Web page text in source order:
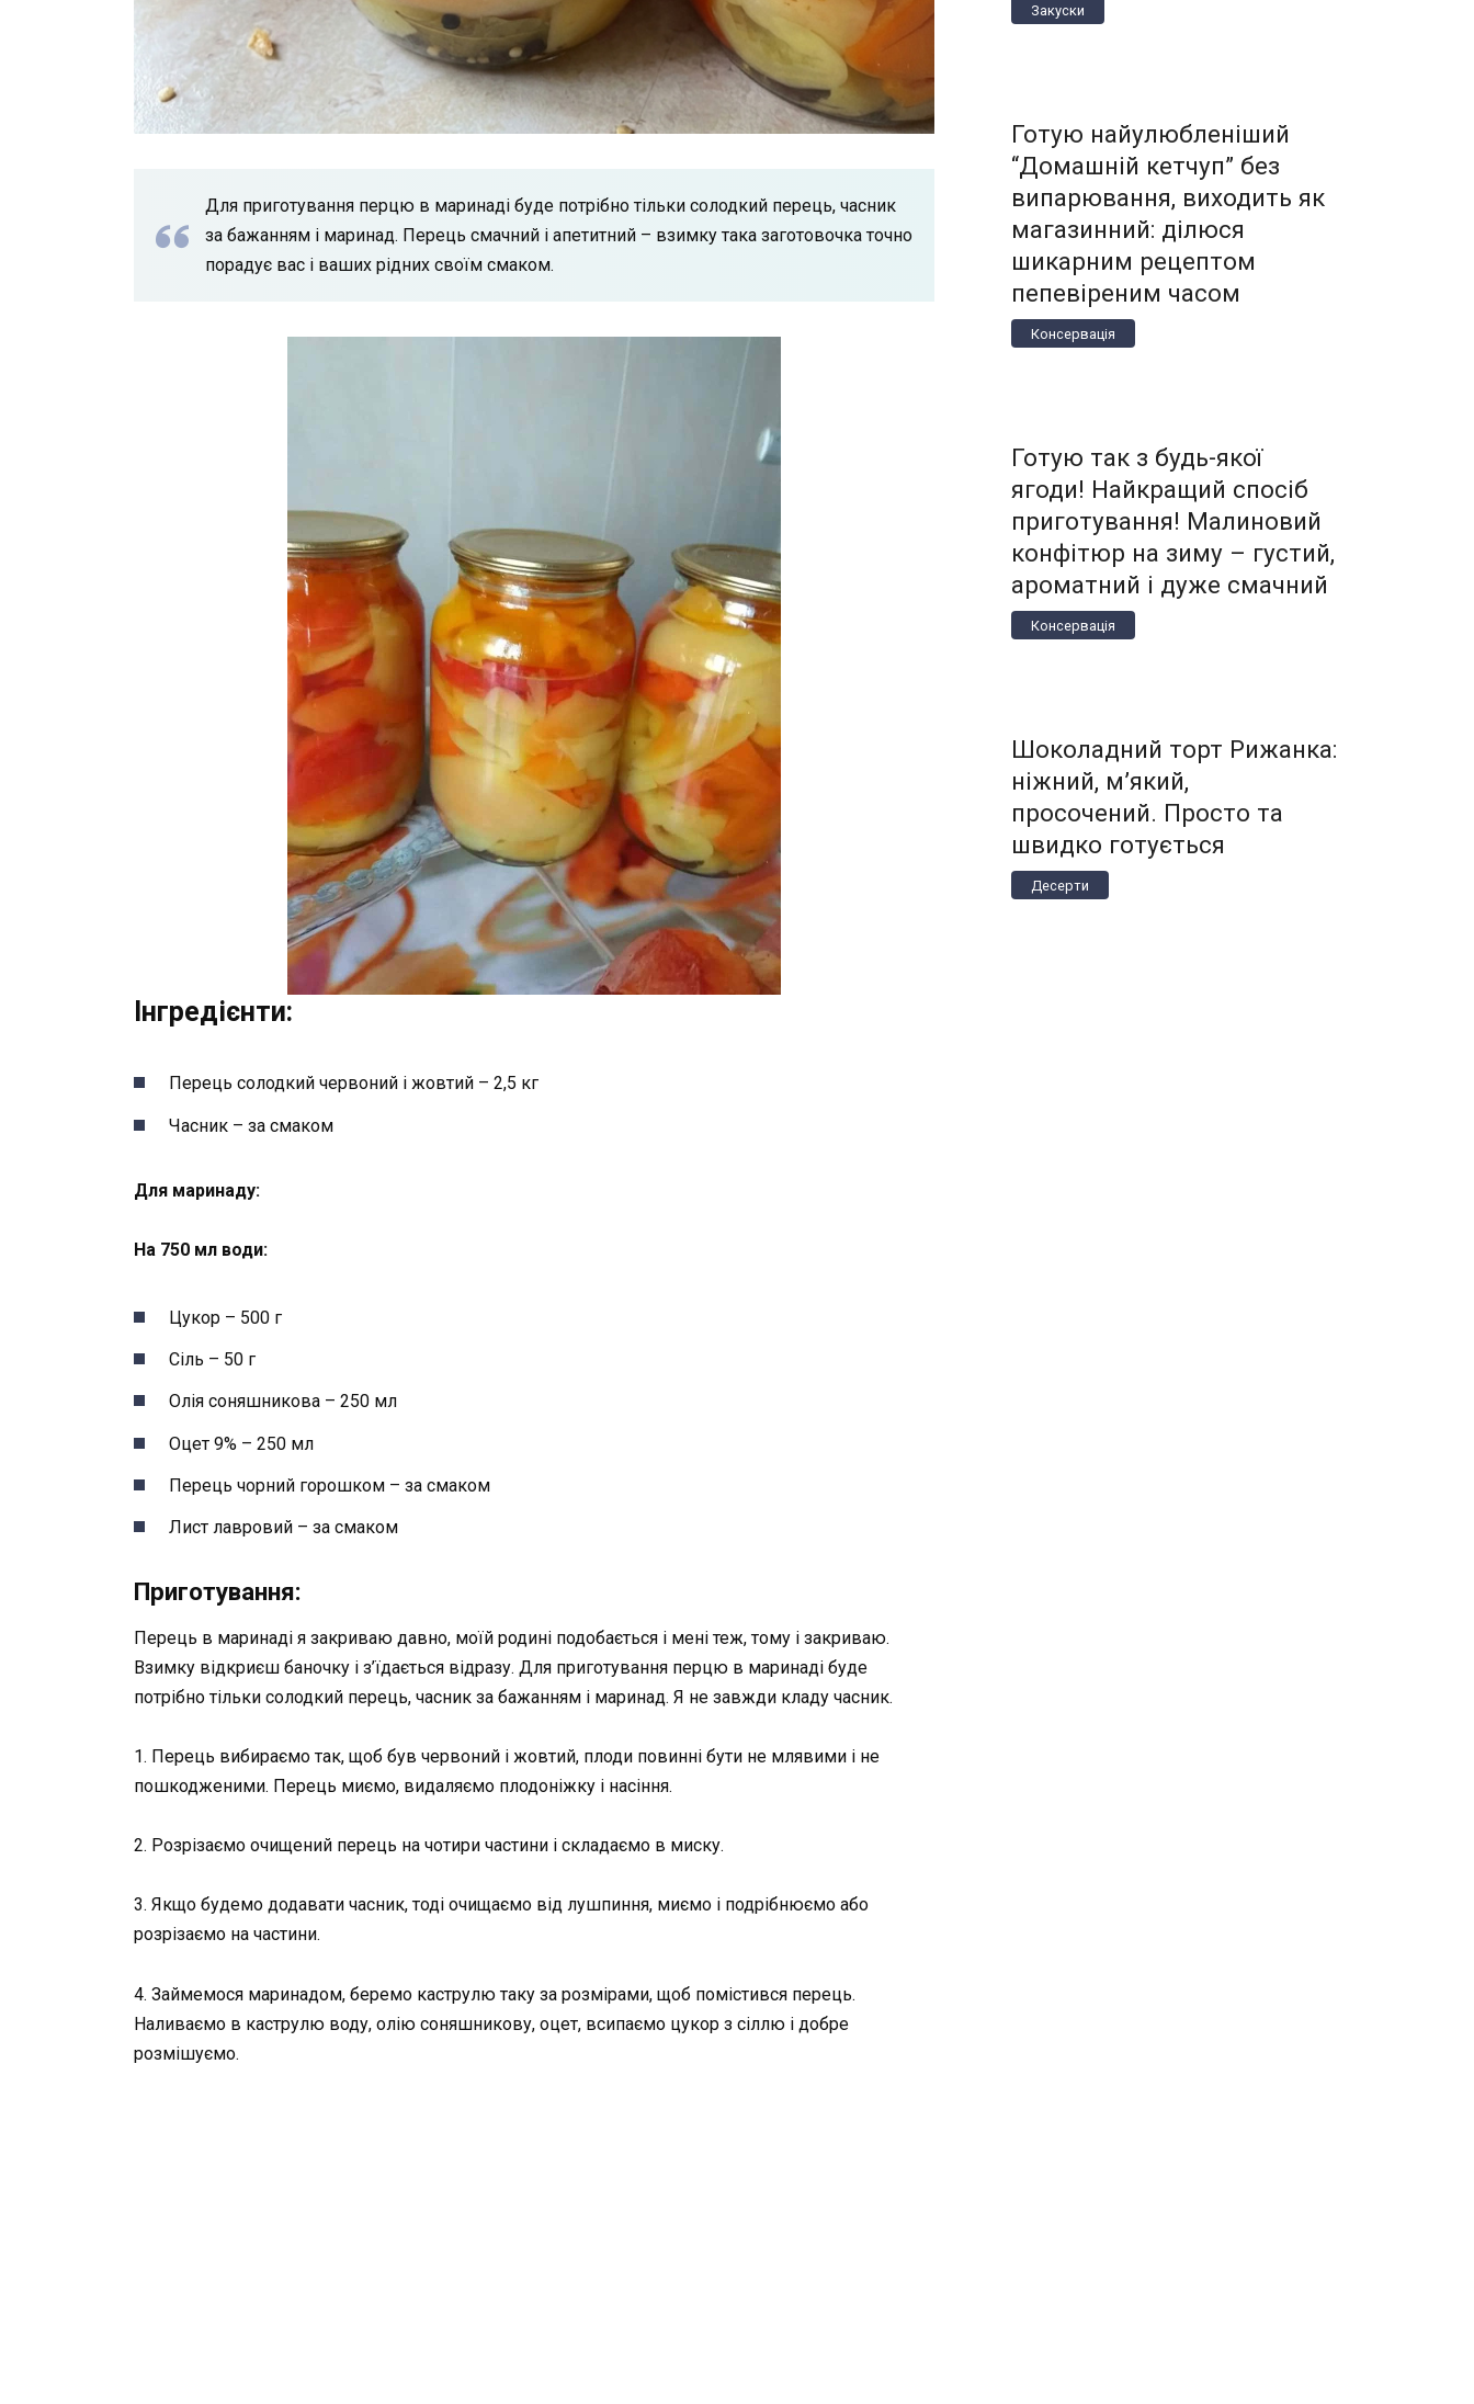
Для приготування перцю в маринаді буде потрібно тільки солодкий перець, часник
за бажанням і маринад. Перець смачний і апетитний – взимку така заготовочка точно
порадує вас і ваших рідних своїм смаком.
Інгредієнти:
Перець солодкий червоний і жовтий – 2,5 кг
Часник – за смаком
Для маринаду:
На 750 мл води:
Цукор – 500 г
Сіль – 50 г
Олія соняшникова – 250 мл
Оцет 9% – 250 мл
Перець чорний горошком – за смаком
Лист лавровий – за смаком
Приготування:
Перець в маринаді я закриваю давно, моїй родині подобається і мені теж, тому і закриваю.
Взимку відкриєш баночку і з’їдається відразу. Для приготування перцю в маринаді буде
потрібно тільки солодкий перець, часник за бажанням і маринад. Я не завжди кладу часник.
1. Перець вибираємо так, щоб був червоний і жовтий, плоди повинні бути не млявими і не
пошкодженими. Перець миємо, видаляємо плодоніжку і насіння.
2. Розрізаємо очищений перець на чотири частини і складаємо в миску.
3. Якщо будемо додавати часник, тоді очищаємо від лушпиння, миємо і подрібнюємо або
розрізаємо на частини.
4. Займемося маринадом, беремо каструлю таку за розмірами, щоб помістився перець.
Наливаємо в каструлю воду, олію соняшникову, оцет, всипаємо цукор з сіллю і добре
розмішуємо.
Закуски
Готую найулюбленіший
“Домашній кетчуп” без
випарювання, виходить як
магазинний: ділюся
шикарним рецептом
пепевіреним часом
Консервація
Готую так з будь-якої
ягоди! Найкращий спосіб
приготування! Малиновий
конфітюр на зиму – густий,
ароматний і дуже смачний
Консервація
Шоколадний торт Рижанка:
ніжний, м’який,
просочений. Просто та
швидко готується
Десерти